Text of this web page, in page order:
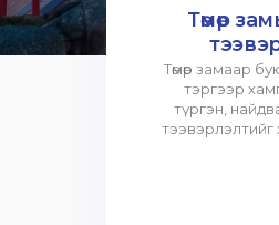
Төмөр
Төмөр замаар
тэргээр
түргэн,
тээвэрлэлтийг